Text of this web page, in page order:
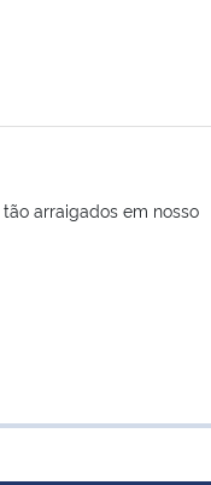
arraigados em nosso